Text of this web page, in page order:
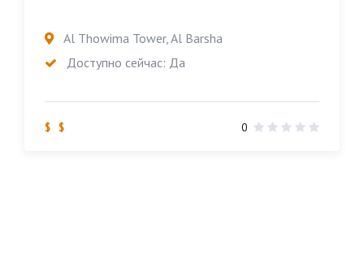
Al Thowima Tower, Al Barsha
Доступно сейчас: Да
$ $ 0